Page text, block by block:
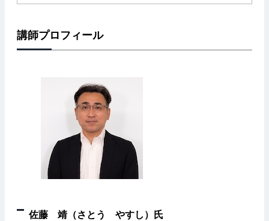
講師プロフィール
佐藤 靖（さとう やすし）氏